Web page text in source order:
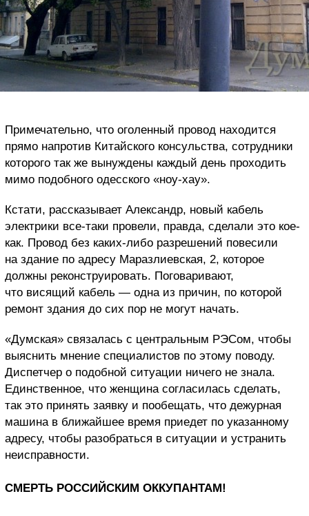
Примечательно, что оголенный провод находится
прямо напротив Китайского консульства, сотрудники
которого так же вынуждены каждый день проходить
мимо подобного одесского «ноу-хау».
Кстати, рассказывает Александр, новый кабель
электрики все-таки провели, правда, сделали это кое-
как. Провод без каких-либо разрешений повесили
на здание по адресу Маразлиевская, 2, которое
должны реконструировать. Поговаривают,
что висящий кабель — одна из причин, по которой
ремонт здания до сих пор не могут начать.
«Думская» связалась с центральным РЭСом, чтобы
выяснить мнение специалистов по этому поводу.
Диспетчер о подобной ситуации ничего не знала.
Единственное, что женщина согласилась сделать,
так это принять заявку и пообещать, что дежурная
машина в ближайшее время приедет по указанному
адресу, чтобы разобраться в ситуации и устранить
неисправности.
СМЕРТЬ РОССИЙСКИМ ОККУПАНТАМ!